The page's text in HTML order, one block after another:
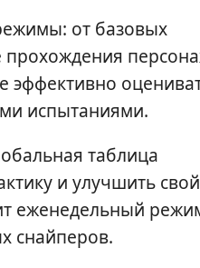
от базовых
эффективно
испытаниями.
таблица
и улучшить свой
еженедельный
снайперов.